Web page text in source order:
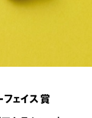
フェイス 賞